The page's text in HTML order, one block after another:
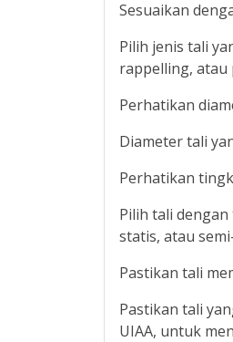
Sesuaikan
Pilih jenis tali
rappelling, atau
Perhatikan
Diameter tali
Perhatikan
Pilih tali
statis, atau
Pastikan tali
Pastikan tali
UIAA, untuk